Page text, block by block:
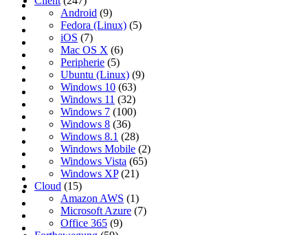
Android (9)
Fedora (Linux) (5)
iOS (7)
Mac OS X (6)
Peripherie (5)
Ubuntu (Linux) (9)
Windows 10 (63)
Windows 11 (32)
Windows 7 (100)
Windows 8 (36)
Windows 8.1 (28)
Windows Mobile (2)
Windows Vista (65)
Windows XP(21)
Cloud (15)
Amazon AWS (1)
Microsoft Azure (7)
Office 365 (9)